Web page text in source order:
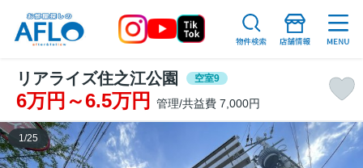
リアライズ住之江公園 空室9
6万円～6.5万円 管理/共益費 7,000円
1 /25